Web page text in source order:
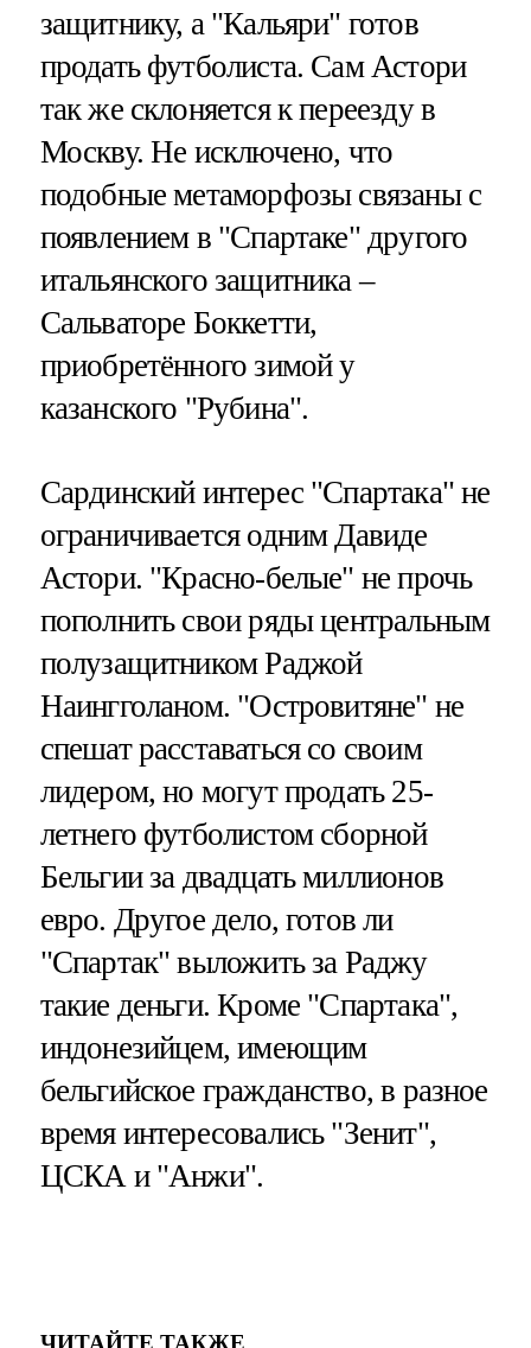
защитнику, а "Кальяри" готов
продать футболиста. Сам Астори
так же склоняется к переезду в
Москву. Не исключено, что
подобные метаморфозы связаны с
появлением в "Спартаке" другого
итальянского защитника –
Сальваторе Боккетти,
приобретённого зимой у
казанского "Рубина".
Сардинский интерес "Спартака" не
ограничивается одним Давиде
Астори. "Красно-белые" не прочь
пополнить свои ряды центральным
полузащитником Раджой
Наингголаном. "Островитяне" не
спешат расставаться со своим
лидером, но могут продать 25-
летнего футболистом сборной
Бельгии за двадцать миллионов
евро. Другое дело, готов ли
"Спартак" выложить за Раджу
такие деньги. Кроме "Спартака",
индонезийцем, имеющим
бельгийское гражданство, в разное
время интересовались "Зенит",
ЦСКА и "Анжи".
ЧИТАЙТЕ ТАКЖЕ